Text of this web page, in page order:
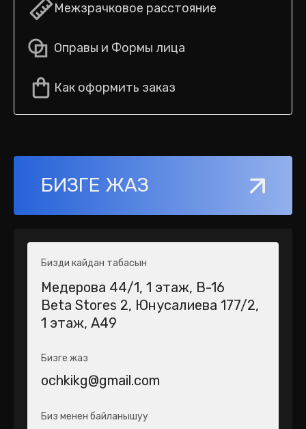
Межзрачковое расстояние
Оправы и Формы лица
Как оформить заказ
БИЗГЕ ЖАЗ
Бизди кайдан табасын
Медерова 44/1​, 1 этаж, В-16
Beta Stores 2​, Юнусалиева 177/2,
1 этаж, А49
Бизге жаз
ochkikg@gmail.com
Биз менен байланышуу